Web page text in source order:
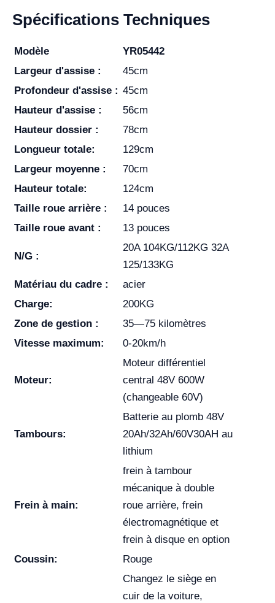
Spécifications Techniques
Modèle
YR05442
Largeur d'assise :
45cm
Profondeur d'assise : 45cm
Hauteur d'assise :
56cm
Hauteur dossier :
78cm
Longueur totale:
129cm
Largeur moyenne :
70cm
Hauteur totale:
124cm
Taille roue arrière :
14 pouces
Taille roue avant :
13 pouces
N/G :
20A 104KG/112KG 32A
125/133KG
Matériau du cadre :
acier
Charge:
200KG
Zone de gestion :
35—75 kilomètres
Vitesse maximum:
0-20km/h
Moteur:
Moteur différentiel
central 48V 600W
(changeable 60V)
Tambours:
Batterie au plomb 48V
20Ah/32Ah/60V30AH au
lithium
Frein à main:
frein à tambour
mécanique à double
roue arrière, frein
électromagnétique et
frein à disque en option
Coussin:
Rouge
Changez le siège en
cuir de la voiture,